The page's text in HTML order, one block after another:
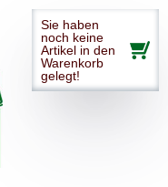
Sie haben
noch keine
Artikel in den
Warenkorb
gelegt!